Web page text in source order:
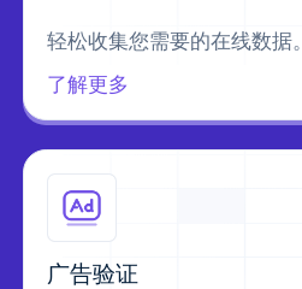
轻松收集您需要的在线数据。
了解更多
广告验证